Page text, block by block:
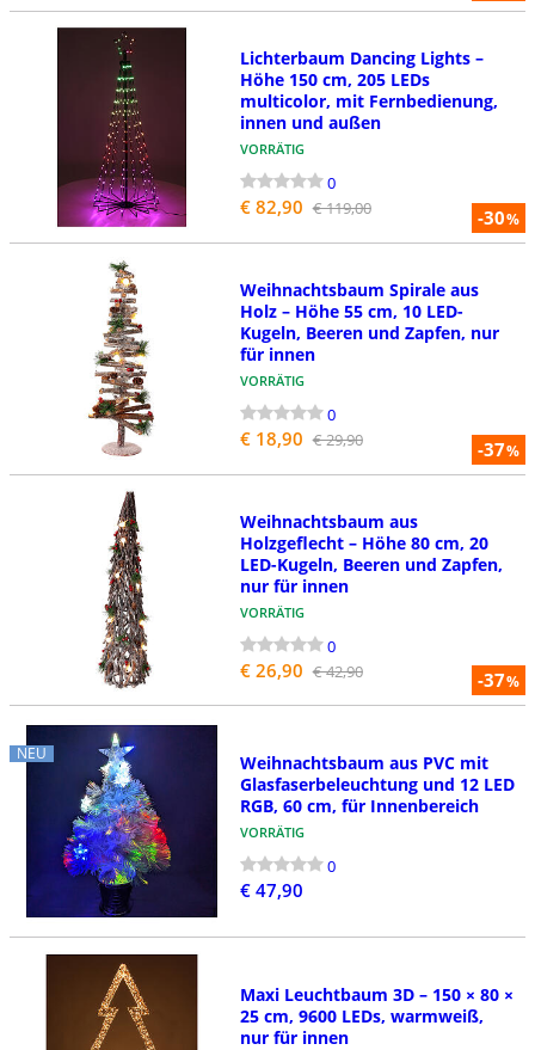
-30%
Lichterbaum Dancing Lights –
Höhe 150 cm, 205 LEDs
multicolor, mit Fernbedienung,
innen und außen
VORRÄTIG
0
€ 82,90 € 119,00
-37%
Weihnachtsbaum Spirale aus
Holz – Höhe 55 cm, 10 LED-
Kugeln, Beeren und Zapfen, nur
für innen
VORRÄTIG
0
€ 18,90 € 29,90
-37%
Weihnachtsbaum aus
Holzgeflecht – Höhe 80 cm, 20
LED-Kugeln, Beeren und Zapfen,
nur für innen
VORRÄTIG
0
€ 26,90 € 42,90
NEU
Weihnachtsbaum aus PVC mit
Glasfaserbeleuchtung und 12 LED
RGB, 60 cm, für Innenbereich
VORRÄTIG
0
€ 47,90
Maxi Leuchtbaum 3D – 150 × 80 ×
25 cm, 9600 LEDs, warmweiß,
nur für innen